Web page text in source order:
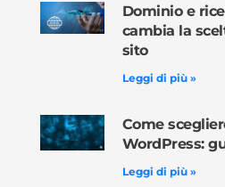
Dominio e
cambia la
sito
Leggi di più »
Come
WordPress:
Leggi di più »